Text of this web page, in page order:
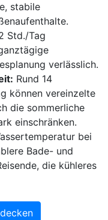
stabile
Std./Tag
verlässlich.
Rund 14
können vereinzelte
die sommerliche
einschränken.
bei
Bade- und
die kühleres